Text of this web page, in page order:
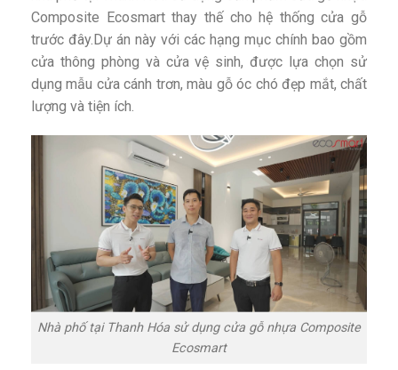
Composite Ecosmart thay thế cho hệ thống cửa gỗ
trước đây.Dự án này với các hạng mục chính bao gồm
cửa thông phòng và cửa vệ sinh, được lựa chọn sử
dụng mẫu cửa cánh trơn, màu gỗ óc chó đẹp mắt, chất
lượng và tiện ích.
Nhà phố tại Thanh Hóa sử dụng cửa gỗ nhựa Composite
Ecosmart